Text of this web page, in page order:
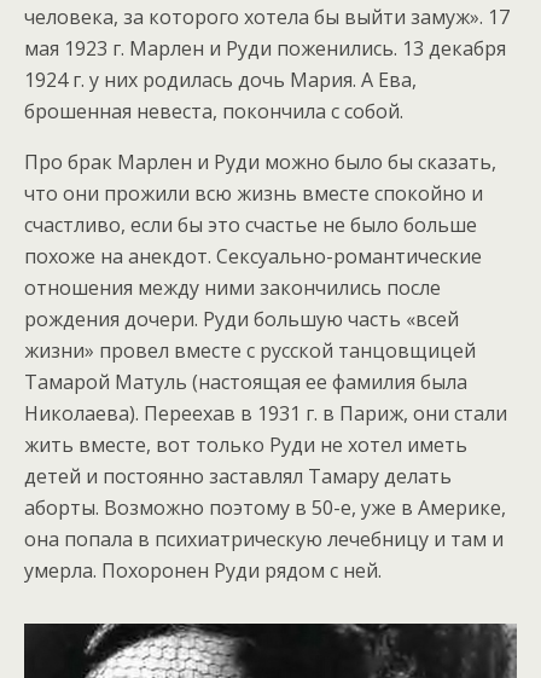
человека, за которого хотела бы выйти замуж». 17
мая 1923 г. Марлен и Руди поженились. 13 декабря
1924 г. у них родилась дочь Мария. А Ева,
брошенная невеста, покончила с собой.
Про брак Марлен и Руди можно было бы сказать,
что они прожили всю жизнь вместе спокойно и
счастливо, если бы это счастье не было больше
похоже на анекдот. Сексуально-романтические
отношения между ними закончились после
рождения дочери. Руди большую часть «всей
жизни» провел вместе с русской танцовщицей
Тамарой Матуль (настоящая ее фамилия была
Николаева). Переехав в 1931 г. в Париж, они стали
жить вместе, вот только Руди не хотел иметь
детей и постоянно заставлял Тамару делать
аборты. Возможно поэтому в 50-е, уже в Америке,
она попала в психиатрическую лечебницу и там и
умерла. Похоронен Руди рядом с ней.